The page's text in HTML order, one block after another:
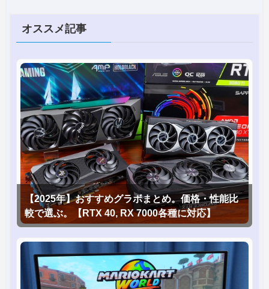
オススメ記事
【2025年】おすすめグラボまとめ。価格・性能比
較で選ぶ。【RTX 40, RX 7000各種に対応】